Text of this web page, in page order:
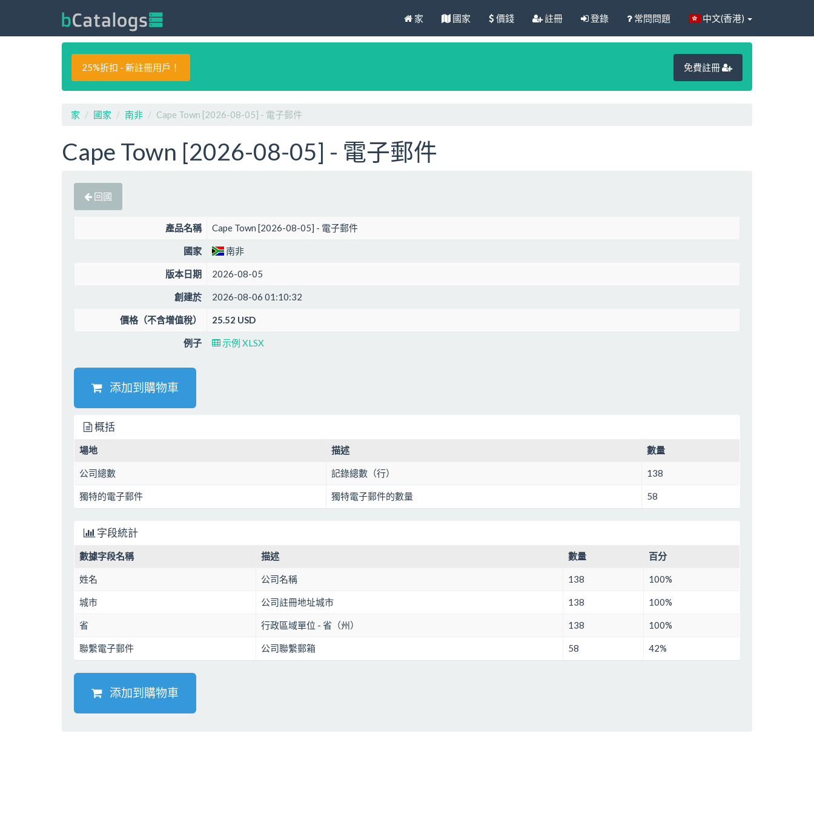
家 國家 價錢 註冊 登錄 常問問題 中文(香港)
25%折扣 - 新註冊用戶！ 免費註冊
家 國家 南非 Cape Town [2026-08-05] - 電子郵件
Cape Town [2026-08-05] - 電子郵件
回國
產品名稱 Cape Town [2026-08-05] - 電子郵件
國家 南非
版本日期 2026-08-05
創建於 2026-08-06 01:10:32
價格（不含增值稅） 25.52 USD
例子 示例 XLSX
添加到購物車
概括
場地 描述 數量
公司總數 記錄總數（行） 138
獨特的電子郵件 獨特電子郵件的數量 58
字段統計
數據字段名稱 描述 數量 百分
姓名 公司名稱 138 100%
城市 公司註冊地址城市 138 100%
省 行政區域單位 - 省（州） 138 100%
聯繫電子郵件 公司聯繫郵箱 58 42%
添加到購物車